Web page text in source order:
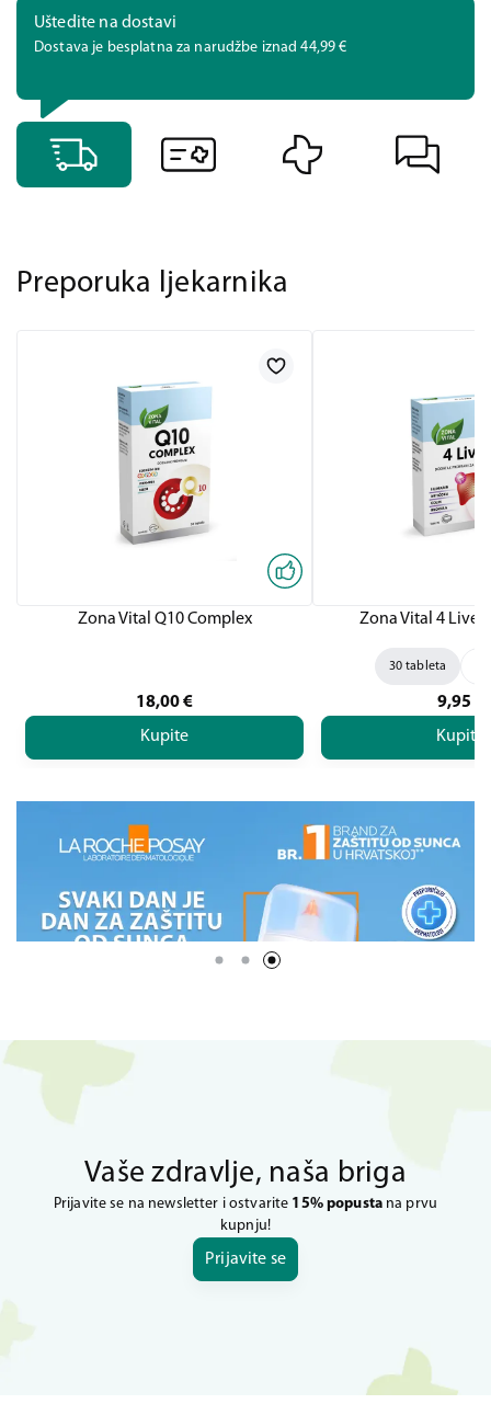
Uštedite na dostavi
Dostava je besplatna za narudžbe iznad 44,99 €
Preporuka ljekarnika
Zona Vital Q10 Complex
18,00€
Kupite
Zona Vital 4
30 tableta
9,95
Kupite
Vaše zdravlje, naša briga
Prijavite se na newsletter i ostvarite 15% popustana prvu
kupnju!
Prijavite se